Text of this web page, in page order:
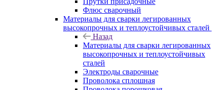
Флюс сварочный
Материалы для сварки легированных
высокопрочных и теплоустойчивых сталей
Назад
Материалы для сварки легированных
высокопрочных и теплоустойчивых
сталей
Электроды сварочные
Проволока сплошная